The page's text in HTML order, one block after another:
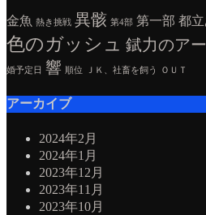
金魚 熱き挑戦 異骸 第4部 第一部 都
色のガッシュ 錻力のア
婚予定日 響 順位 ＪＫ、社畜を飼う ＯＵＴ
アーカイブ
2024年2月
2024年1月
2023年12月
2023年11月
2023年10月